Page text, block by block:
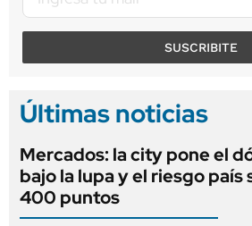
SUSCRIBITE
Últimas noticias
Mercados: la city pone el
bajo la lupa y el riesgo país
400 puntos